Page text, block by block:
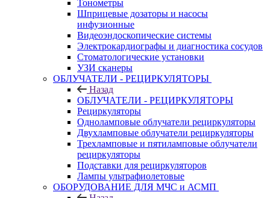
Тонометры
Шприцевые дозаторы и насосы
инфузионные
Видеоэндоскопические системы
Электрокардиографы и диагностика сосудов
Стоматологические установки
УЗИ сканеры
ОБЛУЧАТЕЛИ - РЕЦИРКУЛЯТОРЫ
Назад
ОБЛУЧАТЕЛИ - РЕЦИРКУЛЯТОРЫ
Рециркуляторы
Одноламповые облучатели рециркуляторы
Двухламповые облучатели рециркуляторы
Трехламповые и пятиламповые облучатели
рециркуляторы
Подставки для рециркуляторов
Лампы ультрафиолетовые
ОБОРУДОВАНИЕ ДЛЯ МЧС и АСМП